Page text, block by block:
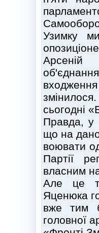
Узимку
сьогодні
Правда, у
що на
воювати
Партії
власним
Але це
Яценюка
вже тим
головної